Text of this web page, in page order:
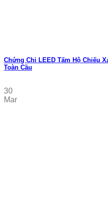
Chứng Chỉ LEED Tấm Hộ Chiếu
Toàn Cầu
30
Mar